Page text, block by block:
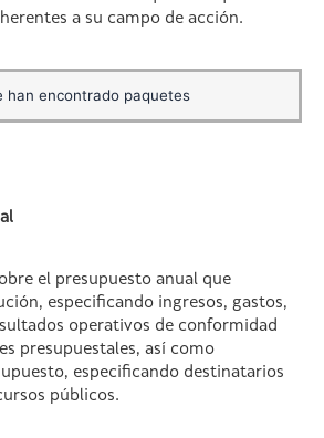
a su campo de acción.
han encontrado paquetes
el presupuesto anual que
especificando ingresos, gastos,
operativos de conformidad
presupuestales, así como
especificando destinatarios
públicos.